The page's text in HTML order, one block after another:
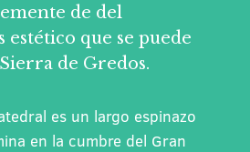
de del
que se puede
de Gredos.
es un largo espinazo
en la cumbre del Gran